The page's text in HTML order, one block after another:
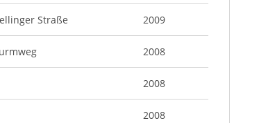
Straße 2009
2008
2008
2008